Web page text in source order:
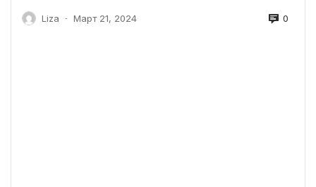
Liza - Март 21, 2024 0